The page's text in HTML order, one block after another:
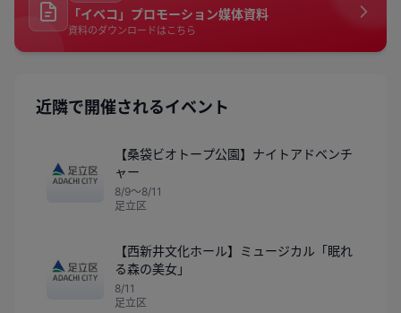
「イベコ」プロモーション媒体資料
資料のダウンロードはこちら
近隣で開催されるイベント
【桑袋ビオトープ公園】ナイトアドベンチ
ャー
8/9〜8/11
足立区
【西新井文化ホール】ミュージカル「眠れ
る森の美女」
8/11
足立区